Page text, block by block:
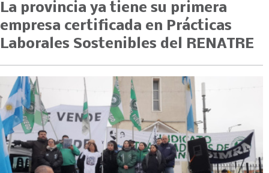
La provincia ya tiene su primera
empresa certificada en Prácticas
Laborales Sostenibles del RENATRE